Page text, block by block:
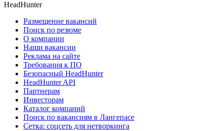
HeadHunter
Размещение вакансий
Поиск по резюме
О компании
Наши вакансии
Реклама на сайте
Требования к ПО
Безопасный HeadHunter
HeadHunter API
Партнерам
Инвесторам
Каталог компаний
Поиск по вакансиям в Лангепасе
Сетка: соцсеть для нетворкинга